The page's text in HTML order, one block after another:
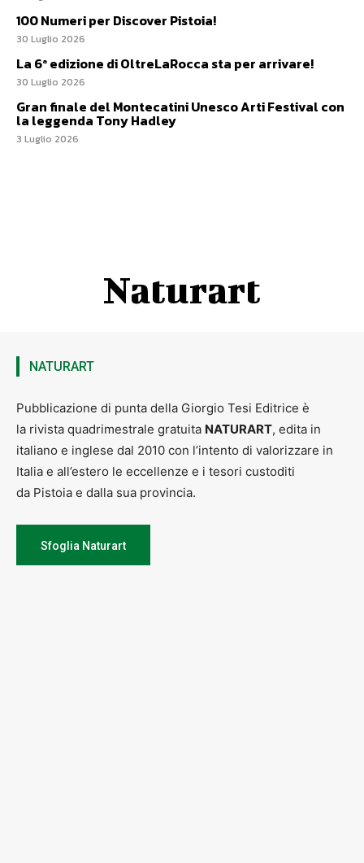
100 Numeri per Discover Pistoia!
30 Luglio 2026
La 6ª edizione di OltreLaRocca sta per arrivare!
30 Luglio 2026
Gran finale del Montecatini Unesco Arti Festival con
la leggenda Tony Hadley
3 Luglio 2026
Naturart
NATURART
Pubblicazione di punta della Giorgio Tesi Editrice è
la rivista quadrimestrale gratuita NATURART, edita in
italiano e inglese dal 2010 con l’intento di valorizzare in
Italia e all’estero le eccellenze e i tesori custoditi
da Pistoia e dalla sua provincia.
Sfoglia Naturart